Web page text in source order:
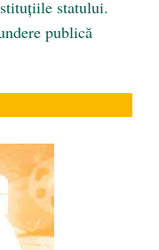
statului.
publică